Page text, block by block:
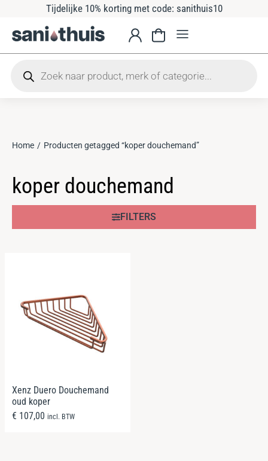
Tijdelijke 10% korting met code: sanithuis10
Je bent hier:
Home Producten getagged “koper douchemand”
koper douchemand
FILTERS
Xenz Duero Douchemand
oud koper
€ 107,00 incl. BTW